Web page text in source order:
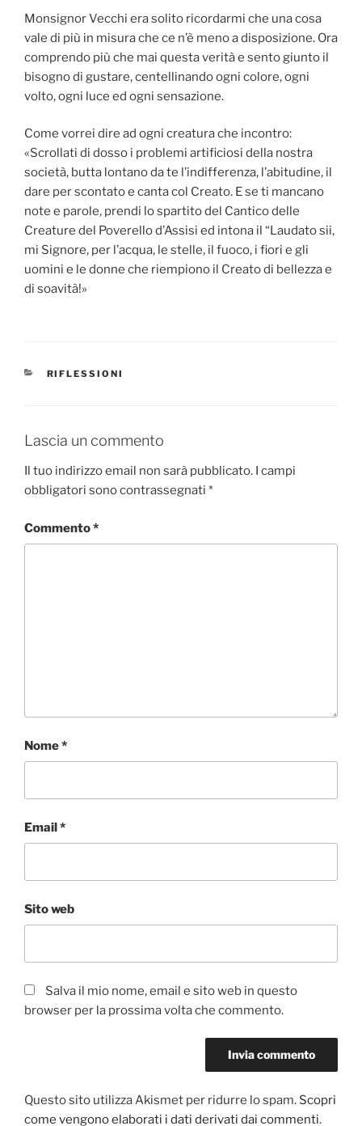
Monsignor Vecchi era solito ricordarmi che una cosa
vale di più in misura che ce n’è meno a disposizione. Ora
comprendo più che mai questa verità e sento giunto il
bisogno di gustare, centellinando ogni colore, ogni
volto, ogni luce ed ogni sensazione.
Come vorrei dire ad ogni creatura che incontro:
«Scrollati di dosso i problemi artificiosi della nostra
società, butta lontano da te l’indifferenza, l’abitudine, il
dare per scontato e canta col Creato. E se ti mancano
note e parole, prendi lo spartito del Cantico delle
Creature del Poverello d’Assisi ed intona il “Laudato sii,
mi Signore, per l’acqua, le stelle, il fuoco, i fiori e gli
uomini e le donne che riempiono il Creato di bellezza e
di soavità!»
CATEGORIE
RIFLESSIONI
Lascia un commento
Il tuo indirizzo email non sarà pubblicato. I campi
obbligatori sono contrassegnati *
Commento*
Nome*
Email*
Sito web
Salva il mio nome, email e sito web in questo
browser per la prossima volta che commento.
Questo sito utilizza Akismet per ridurre lo spam. Scopri
come vengono elaborati i dati derivati dai commenti.